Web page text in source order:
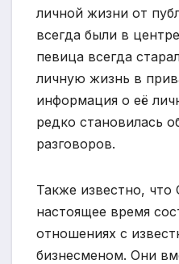
личной жизни от
всегда были в
певица всегда
личную жизнь в
информация о её
редко становилась
разговоров.
Также известно, что
настоящее время
отношениях с
бизнесменом. Они